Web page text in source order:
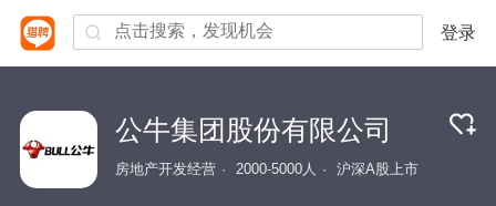
登录
公牛集团股份有限公司
房地产开发经营 2000-5000人 沪深A股上市